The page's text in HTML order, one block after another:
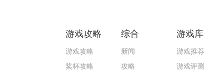
游戏攻略
游戏攻略
奖杯攻略
综合
新闻
攻略
游戏库
游戏推荐
游戏评测